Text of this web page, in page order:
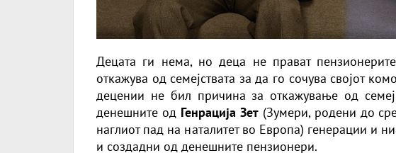
Децата ги нема, но деца не прават
откажува од семејствата за да го сочува својот
децении не бил причина за откажување од
денешните од Генрација Зет(Зумери, родени до
наглиот пад на наталитет во Европа) генерации и
и создадни од денешните пензионери.